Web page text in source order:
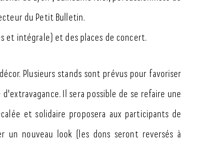
du Petit Bulletin.
et intégrale) et des places de concert.
Plusieurs stands sont prévus pour favoriser
Il sera possible de se refaire une
et solidaire proposera aux participants de
un nouveau look (les dons seront reversés à